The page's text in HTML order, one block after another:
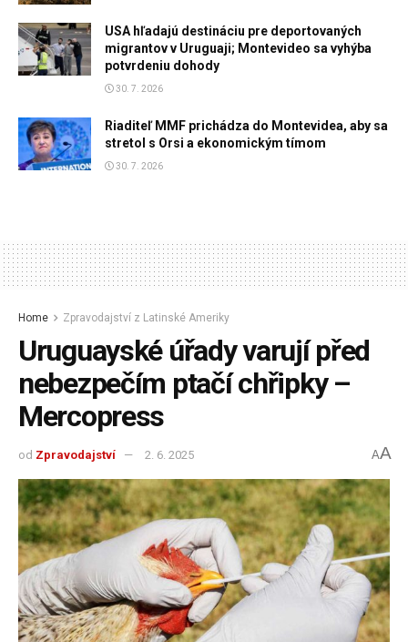
USA hľadajú destináciu pre deportovaných
migrantov v Uruguaji; Montevideo sa vyhýba
potvrdeniu dohody
30. 7. 2026
Riaditeľ MMF prichádza do Montevidea, aby sa
stretol s Orsi a ekonomickým tímom
30. 7. 2026
Home Zpravodajství z Latinské Ameriky
Uruguayské úřady varují před
nebezpečím ptačí chřipky –
Mercopress
od Zpravodajství 2. 6. 2025 AA